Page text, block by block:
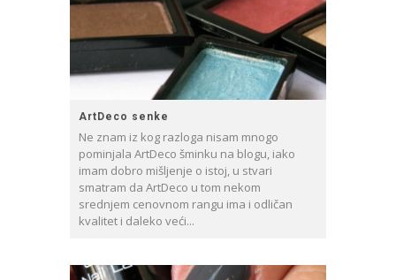
ArtDeco senke
Ne znam iz kog razloga nisam mnogo
pominjala ArtDeco šminku na blogu, iako
imam dobro mišljenje o istoj, u stvari
smatram da ArtDeco u tom nekom
srednjem cenovnom rangu ima i odličan
kvalitet i daleko veći...